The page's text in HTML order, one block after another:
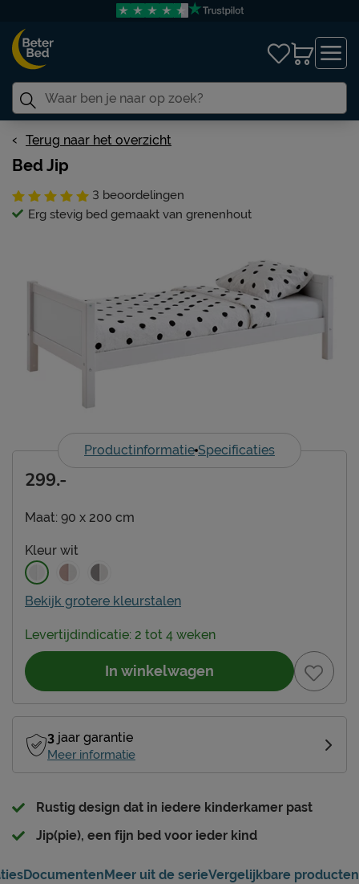
Terug naar het overzicht
Bed Jip
3 beoordelingen
Erg stevig bed gemaakt van grenenhout
Productinformatie Specificaties
Maat: 90 x 200 cm
Kleur wit
Bekijk grotere kleurstalen
299.-
Levertijdindicatie: 2 tot 4 weken
In winkelwagen
3 jaar garantie
Meer informatie
Rustig design dat in iedere kinderkamer past
Jip(pie), een fijn bed voor ieder kind
DocumentenMeer uit de serieVergelijkbare producten